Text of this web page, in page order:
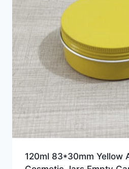
120ml 83*30mm Yellow